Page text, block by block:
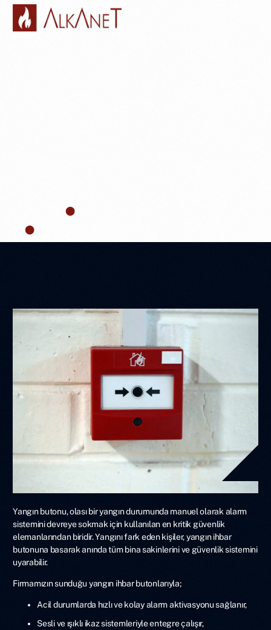
Yangın butonu, olası bir yangın durumunda manuel olarak alarm
sistemini devreye sokmak için kullanılan en kritik güvenlik
elemanlarından biridir. Yangını fark eden kişiler, yangın ihbar
butonuna basarak anında tüm bina sakinlerini ve güvenlik sistemini
uyarabilir.
Firmamızın sunduğu yangın ihbar butonlarıyla;
Acil durumlarda hızlı ve kolay alarm aktivasyonu sağlanır,
Sesli ve ışıklı ikaz sistemleriyle entegre çalışır,